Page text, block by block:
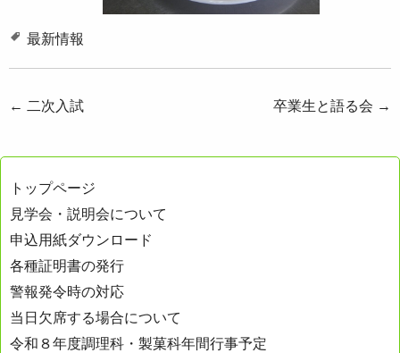
最新情報
投
ビ
ゲ
ー
シ
ョ
ン
← 二次入試 卒業生と語る会 →
トップページ
見学会・説明会について
申込用紙ダウンロード
各種証明書の発行
警報発令時の対応
当日欠席する場合について
令和８年度調理科・製菓科年間行事予定